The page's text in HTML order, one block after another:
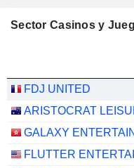
Sector Casinos y
FDJ UNITED